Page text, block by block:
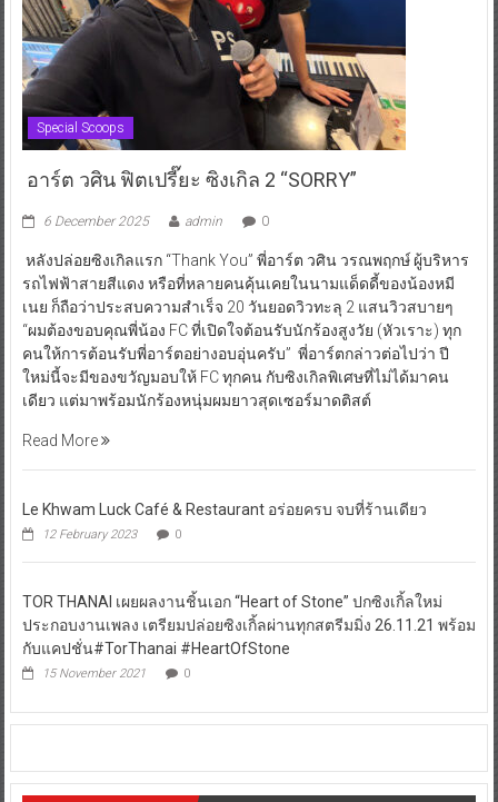
Special Scoops
อาร์ต วศิน ฟิตเปรี๊ยะ ซิงเกิล 2 “SORRY”
6 December 2025 admin 0
หลังปล่อยซิงเกิลแรก “Thank You” พี่อาร์ต วศิน วรณพฤกษ์ ผู้บริหาร
รถไฟฟ้าสายสีแดง หรือที่หลายคนคุ้นเคยในนามแด็ดดี้ของน้องหมี
เนย ก็ถือว่าประสบความสำเร็จ 20 วันยอดวิวทะลุ 2 แสนวิวสบายๆ
“ผมต้องขอบคุณพี่น้อง FC ที่เปิดใจต้อนรับนักร้องสูงวัย (หัวเราะ) ทุก
คนให้การต้อนรับพี่อาร์ตอย่างอบอุ่นครับ” พี่อาร์ตกล่าวต่อไปว่า ปี
ใหม่นี้จะมีของขวัญมอบให้ FC ทุกคน กับซิงเกิลพิเศษที่ไม่ได้มาคน
เดียว แต่มาพร้อมนักร้องหนุ่มผมยาวสุดเซอร์มาดติสต์
Read More
Le Khwam Luck Café & Restaurant อร่อยครบ จบที่ร้านเดียว
12 February 2023 0
TOR THANAI เผยผลงานชิ้นเอก “Heart of Stone” ปกซิงเกิ้ลใหม่
ประกอบงานเพลง เตรียมปล่อยซิงเกิ้ลผ่านทุกสตรีมมิ่ง 26.11.21 พร้อม
กับแคปชั่น#TorThanai #HeartOfStone
15 November 2021 0